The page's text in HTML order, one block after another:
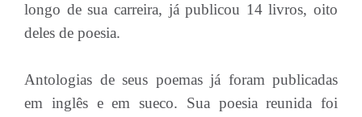
longo de sua carreira, já publicou 14 livros, oito
deles de poesia.
Antologias de seus poemas já foram publicadas
em inglês e em sueco. Sua poesia reunida foi